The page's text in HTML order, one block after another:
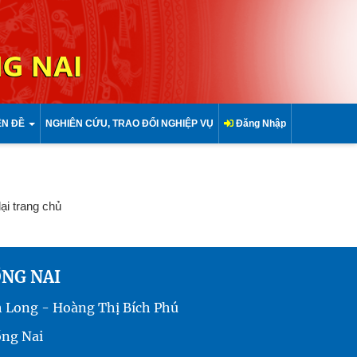
NAI
ĐỀ NGHIÊN CỨU, TRAO ĐỔI NGHIỆP VỤ Đăng Nhập
trang chủ
NAI
Long - Hoàng Thị Bích Phú
Nai